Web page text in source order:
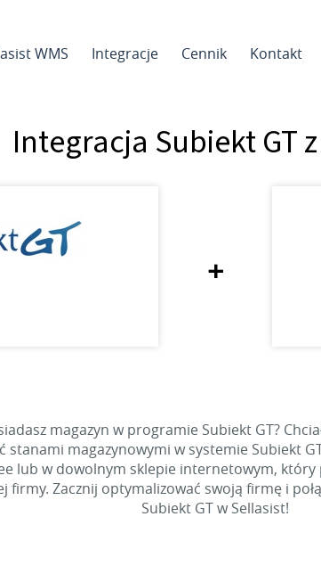
WMS Integracje Cennik Kontakt
Integracja Subiekt GT
+
magazyn w programie Subiekt GT?
stanami magazynowymi w systemie Subiekt
lub w dowolnym sklepie internetowym,
firmy. Zacznij optymalizować swoją firmę i
Subiekt GT w Sellasist!